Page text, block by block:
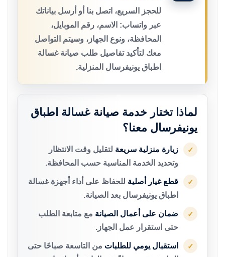
للحجز السريع، اتصل بنا أو أرسل بياناتك
عبر واتساب: الاسم، رقم الموبايل،
المحافظة، ونوع الجهاز، وسيتم التواصل
معك لتأكيد تفاصيل طلب صيانة غسالة
اطباق يونيفرسال المنزلية.
لماذا تختار خدمة صيانة غسالة اطباق
يونيفرسال معنا؟
✓ زيارة منزلية سريعة لتقليل وقت الانتظار
وتحديد الخدمة المناسبة حسب المحافظة.
✓ قطع غيار أصلية للحفاظ على أداء أجهزة غسالة
اطباق يونيفرسال بعد الصيانة.
✓ ضمان على أعمال الصيانة مع متابعة الطلب
حتى استقرار عمل الجهاز.
✓ استقبال يومي للطلبات من التاسعة صباحًا حتى